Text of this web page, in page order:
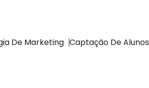
De Marketing Captação De Alunos